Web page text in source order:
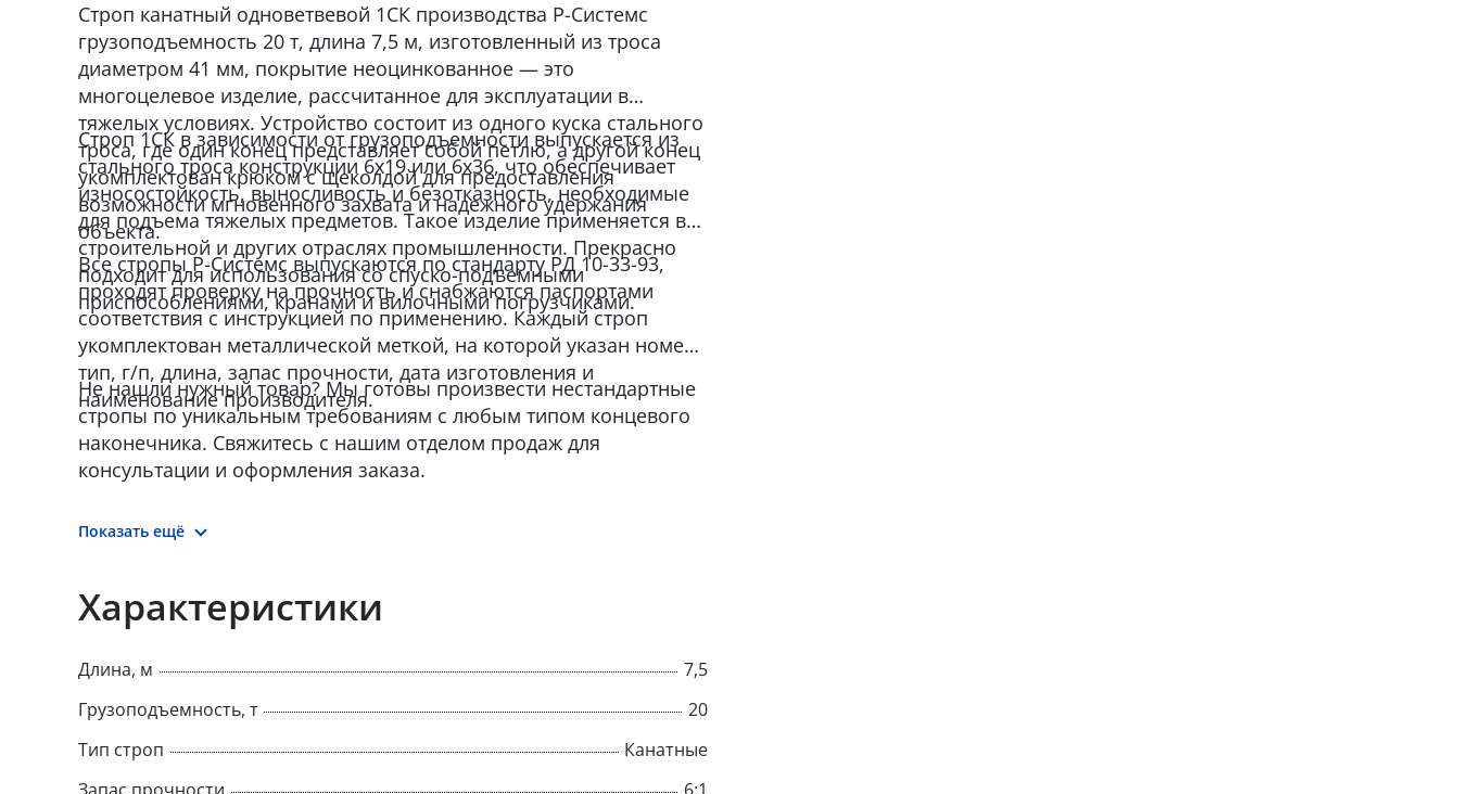
Строп канатный одноветвевой 1СК производства Р-Системс
грузоподъемность 20 т, длина 7,5 м, изготовленный из троса
диаметром 41 мм, покрытие неоцинкованное — это
многоцелевое изделие, рассчитанное для эксплуатации в
тяжелых условиях. Устройство состоит из одного куска стального
троса, где один конец представляет собой петлю, а другой конец
укомплектован крюком с щеколдой для предоставления
возможности мгновенного захвата и надежного удержания
объекта.
Строп 1СК в зависимости от грузоподъемности выпускается из
стального троса конструкции 6x19 или 6x36, что обеспечивает
износостойкость, выносливость и безотказность, необходимые
для подъема тяжелых предметов. Такое изделие применяется в
строительной и других отраслях промышленности. Прекрасно
подходит для использования со спуско-подъемными
приспособлениями, кранами и вилочными погрузчиками.
Все стропы Р-Системс выпускаются по стандарту РД 10-33-93,
проходят проверку на прочность и снабжаются паспортами
соответствия с инструкцией по применению. Каждый строп
укомплектован металлической меткой, на которой указан номер,
тип, г/п, длина, запас прочности, дата изготовления и
наименование производителя.
Не нашли нужный товар? Мы готовы произвести нестандартные
стропы по уникальным требованиям с любым типом концевого
наконечника. Свяжитесь с нашим отделом продаж для
консультации и оформления заказа.
Показать ещё
Характеристики
Длина, м
7,5
Грузоподъемность, т
20
Тип строп
Канатные